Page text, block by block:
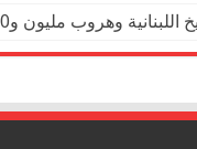
وهروب مليون و300 الف مستوطن